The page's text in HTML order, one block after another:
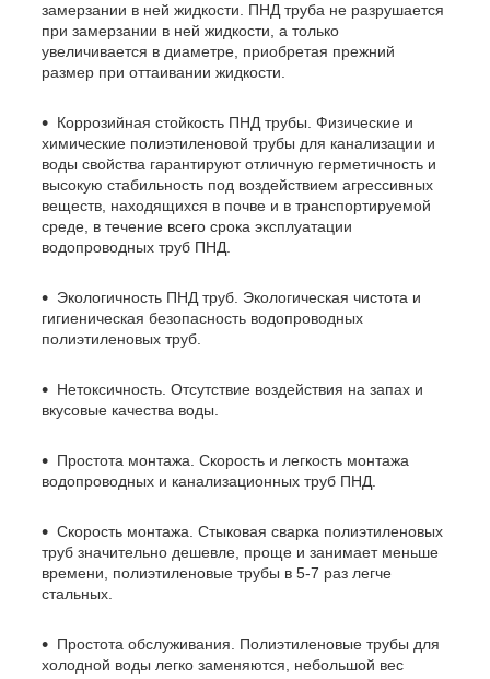
замерзании в ней жидкости. ПНД труба не разрушается
при замерзании в ней жидкости, а только
увеличивается в диаметре, приобретая прежний
размер при оттаивании жидкости.
Коррозийная стойкость ПНД трубы. Физические и
химические полиэтиленовой трубы для канализации и
воды свойства гарантируют отличную герметичность и
высокую стабильность под воздействием агрессивных
веществ, находящихся в почве и в транспортируемой
среде, в течение всего срока эксплуатации
водопроводных труб ПНД.
Экологичность ПНД труб. Экологическая чистота и
гигиеническая безопасность водопроводных
полиэтиленовых труб.
Нетоксичность. Отсутствие воздействия на запах и
вкусовые качества воды.
Простота монтажа. Скорость и легкость монтажа
водопроводных и канализационных труб ПНД.
Скорость монтажа. Стыковая сварка полиэтиленовых
труб значительно дешевле, проще и занимает меньше
времени, полиэтиленовые трубы в 5-7 раз легче
стальных.
Простота обслуживания. Полиэтиленовые трубы для
холодной воды легко заменяются, небольшой вес